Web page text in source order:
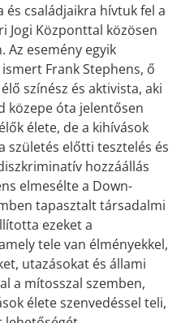
családjaikra hívtuk fel a
Jogi Központtal közösen
Az esemény egyik
Frank Stephens, ő
színész és aktivista, aki
közepe óta jelentősen
élete, de a kihívások
születés előtti tesztelés és
hozzáállás
elmesélte a Down-
tapasztalt társadalmi
ezeket a
tele van élményekkel,
utazásokat és állami
a mítosszal szemben,
élete szenvedéssel teli,